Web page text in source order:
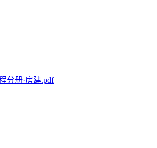
分册·房建.pdf